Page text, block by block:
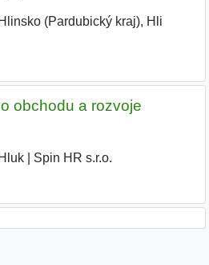
Hlinsko (Pardubický kraj), Hli
obchodu a rozvoje
Hluk Spin HR s.r.o.